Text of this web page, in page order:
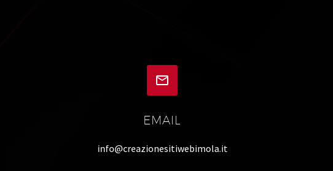


EMAIL
info@creazionesitiwebimola.it